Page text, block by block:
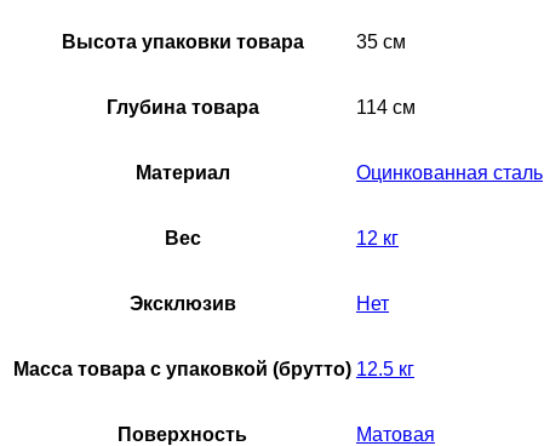
Высота упаковки товара 35 см
Глубина товара 114 см
Материал Оцинкованная сталь
Вес 12 кг
Эксклюзив Нет
Масса товара с упаковкой (брутто) 12.5 кг
Поверхность Матовая